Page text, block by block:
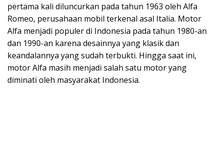
pertama kali diluncurkan pada tahun 1963 oleh Alfa
Romeo, perusahaan mobil terkenal asal Italia. Motor
Alfa menjadi populer di Indonesia pada tahun 1980-an
dan 1990-an karena desainnya yang klasik dan
keandalannya yang sudah terbukti. Hingga saat ini,
motor Alfa masih menjadi salah satu motor yang
diminati oleh masyarakat Indonesia.